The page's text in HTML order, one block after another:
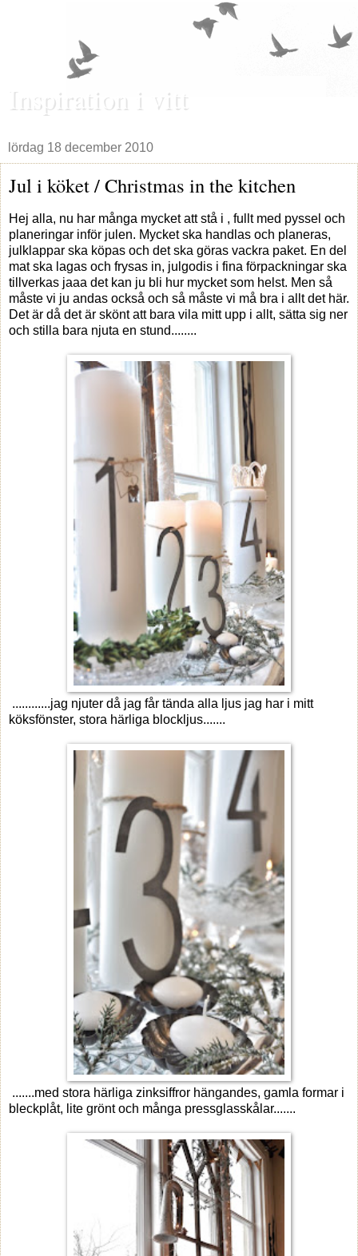
Inspiration i vitt
lördag 18 december 2010
Jul i köket / Christmas in the kitchen
Hej alla, nu har många mycket att stå i , fullt med pyssel och
planeringar inför julen. Mycket ska handlas och planeras,
julklappar ska köpas och det ska göras vackra paket. En del
mat ska lagas och frysas in, julgodis i fina förpackningar ska
tillverkas jaaa det kan ju bli hur mycket som helst. Men så
måste vi ju andas också och så måste vi må bra i allt det här.
Det är då det är skönt att bara vila mitt upp i allt, sätta sig ner
och stilla bara njuta en stund........
............jag njuter då jag får tända alla ljus jag har i mitt
köksfönster, stora härliga blockljus.......
.......med stora härliga zinksiffror hängandes, gamla formar i
bleckplåt, lite grönt och många pressglasskålar.......